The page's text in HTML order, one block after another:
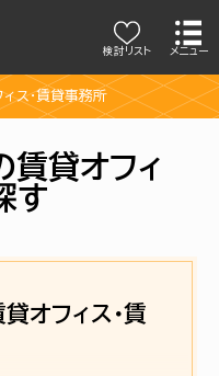
検討リスト メニュー
ス・賃貸事務所
貸オフィ
す
オフィス・賃